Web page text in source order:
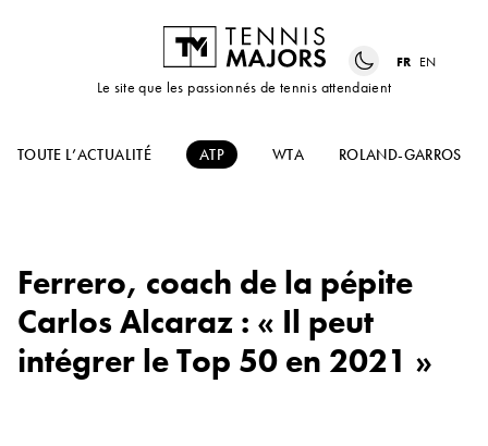
Le site que les passionnés de tennis attendaient
FR EN
TOUTE L’ACTUALITÉ ATP WTA ROLAND-GARROS
Ferrero, coach de la pépite
Carlos Alcaraz : « Il peut
intégrer le Top 50 en 2021 »